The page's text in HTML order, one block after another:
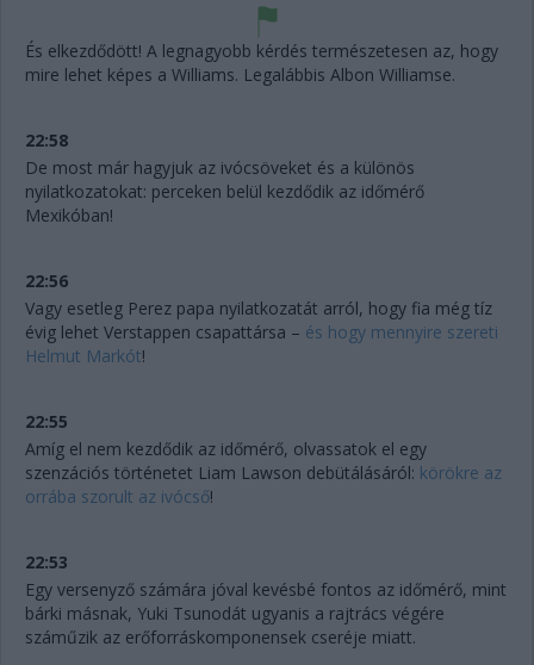
És elkezdődött! A legnagyobb kérdés természetesen az, hogy
mire lehet képes a Williams. Legalábbis Albon Williamse.
22:58
De most már hagyjuk az ivócsöveket és a különös
nyilatkozatokat: perceken belül kezdődik az időmérő
Mexikóban!
22:56
Vagy esetleg Perez papa nyilatkozatát arról, hogy fia még tíz
évig lehet Verstappen csapattársa – és hogy mennyire szereti
Helmut Markót!
22:55
Amíg el nem kezdődik az időmérő, olvassatok el egy
szenzációs történetet Liam Lawson debütálásáról: körökre az
orrába szorult az ivócső!
22:53
Egy versenyző számára jóval kevésbé fontos az időmérő, mint
bárki másnak, Yuki Tsunodát ugyanis a rajtrács végére
száműzik az erőforráskomponensek cseréje miatt.